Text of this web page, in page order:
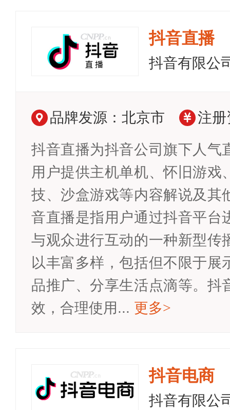
抖音直播
抖音有限公
品牌发源：北京市 注
抖音直播为抖音公司旗下人气
用户提供主机单机、怀旧游戏
技、沙盒游戏等内容解说及其
音直播是指用户通过抖音平台
与观众进行互动的一种新型传
以丰富多样，包括但不限于展
品推广、分享生活点滴等。抖
效，合理使用... 更多>
抖音电商
抖音有限公